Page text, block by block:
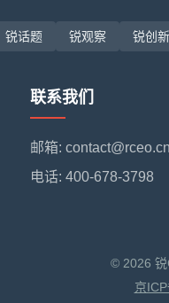
锐话题 锐观察 锐创新
联系我们
邮箱: contact@rceo.cn
电话: 400-678-3798
© 2026 锐
京